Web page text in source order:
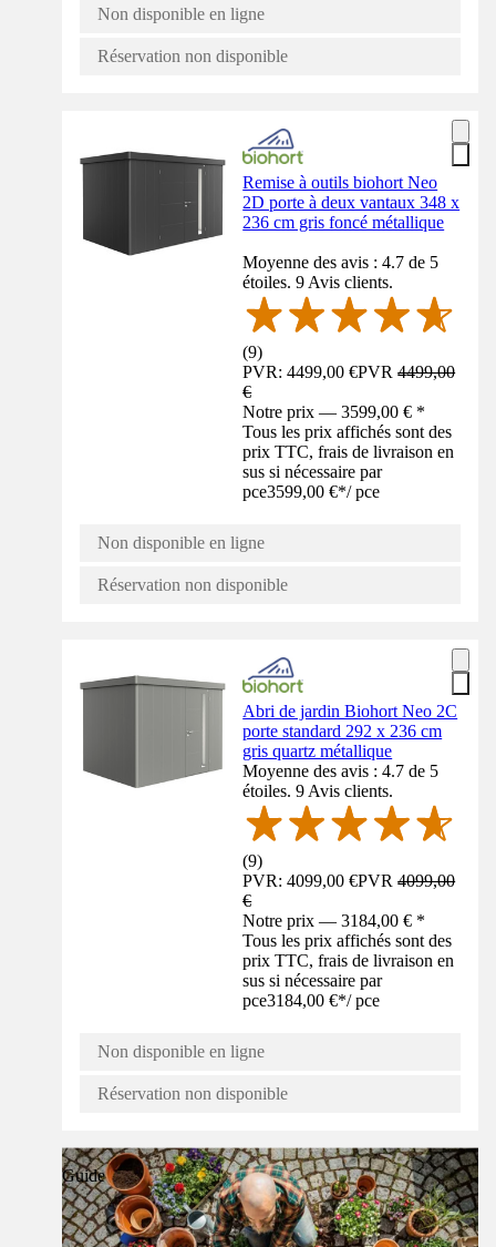
Non disponible en ligne
Réservation non disponible
Remise à outils biohort Neo
2D porte à deux vantaux 348 x
236 cm gris foncé métallique
Moyenne des avis : 4.7 de 5
étoiles. 9 Avis clients.
(9)
PVR: 4499,00 €PVR4499,00
€
Notre prix — 3599,00 € *
Tous les prix affichés sont des
prix TTC, frais de livraison en
sus si nécessaire par
pce3599,00 €*/ pce
Non disponible en ligne
Réservation non disponible
Abri de jardin Biohort Neo 2C
porte standard 292 x 236 cm
gris quartz métallique
Moyenne des avis : 4.7 de 5
étoiles. 9 Avis clients.
(9)
PVR: 4099,00 €PVR4099,00
€
Notre prix — 3184,00 € *
Tous les prix affichés sont des
prix TTC, frais de livraison en
sus si nécessaire par
pce3184,00 €*/ pce
Non disponible en ligne
Réservation non disponible
Guide